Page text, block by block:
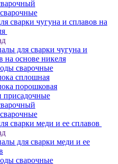
сварки чугуна и сплавов на
для сварки чугуна и
на основе никеля
сварочные
сплошная
порошковая
присадочные
сварки меди и ее сплавов
для сварки меди и ее
сварочные